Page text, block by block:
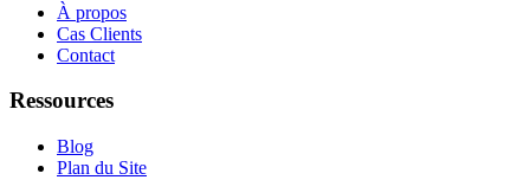
À propos
Cas Clients
Contact
Ressources
Blog
Plan du Site